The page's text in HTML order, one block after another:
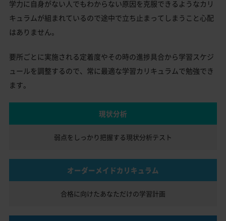
学力に自身がない人でもわからない原因を克服できるようなカリ
キュラムが組まれているので途中で立ち止まってしまうこと心配
はありません。
要所ごとに実施される定着度やその時の進捗具合から学習スケジ
ュールを調整するので、常に最適な学習カリキュラムで勉強でき
ます。
現状分析
弱点をしっかり把握する現状分析テスト
オーダーメイドカリキュラム
合格に向けたあなただけの学習計画